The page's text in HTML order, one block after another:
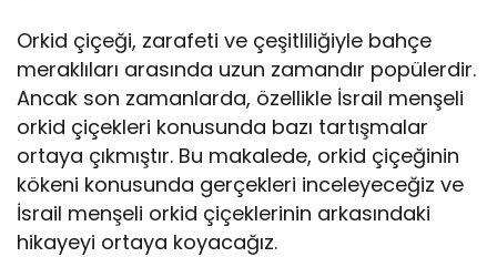
Orkid çiçeği, zarafeti ve çeşitliliğiyle bahçe
meraklıları arasında uzun zamandır popülerdir.
Ancak son zamanlarda, özellikle İsrail menşeli
orkid çiçekleri konusunda bazı tartışmalar
ortaya çıkmıştır. Bu makalede, orkid çiçeğinin
kökeni konusunda gerçekleri inceleyeceğiz ve
İsrail menşeli orkid çiçeklerinin arkasındaki
hikayeyi ortaya koyacağız.